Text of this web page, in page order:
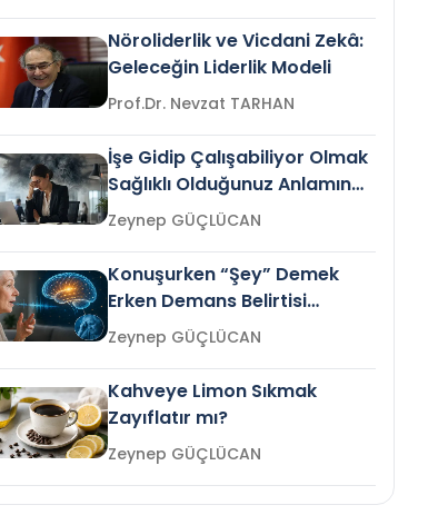
Nöroliderlik ve Vicdani Zekâ:
Geleceğin Liderlik Modeli
Prof.Dr. Nevzat TARHAN
İşe Gidip Çalışabiliyor Olmak
Sağlıklı Olduğunuz Anlamına
Gelir mi?Zeynep GÜÇLÜCAN
Konuşurken “Şey” Demek
Erken Demans Belirtisi
Olabilir mi?Zeynep GÜÇLÜCAN
Kahveye Limon Sıkmak
Zayıflatır mı?
Zeynep GÜÇLÜCAN